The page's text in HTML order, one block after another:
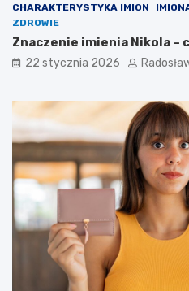
CHARAKTERYSTYKA IMION
ZDROWIE
Znaczenie imienia Nikola –
22 stycznia 2026